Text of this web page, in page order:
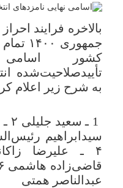
بالاخره فرایند
کشور اسامی
تأییدصلاحیت‌شده
به شرح زیر اعلام
سیدابراهیم
عبدالناصر همتی